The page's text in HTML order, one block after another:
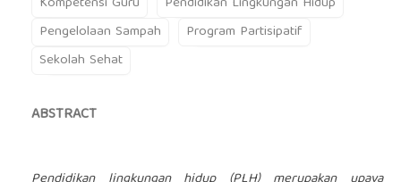
Pengelolaan Sampah
Program Partisipatif
Sekolah Sehat
ABSTRACT